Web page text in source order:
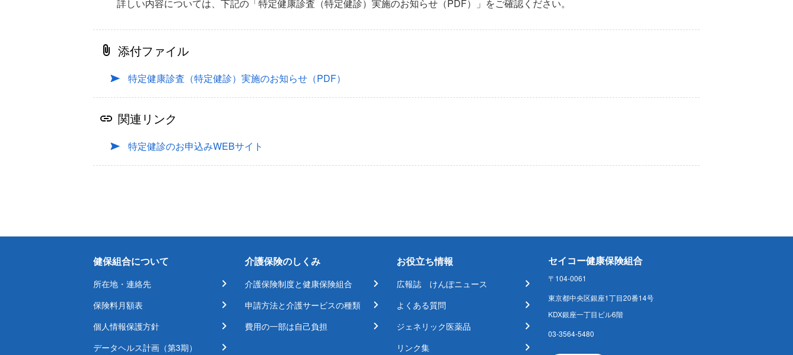
詳しい内容については、下記の「特定健康診査（特定健診）実施のお知らせ（PDF）」をご確認ください。
添付ファイル
特定健康診査（特定健診）実施のお知らせ（PDF）
関連リンク
特定健診のお申込みWEBサイト
健保組合について
所在地・連絡先
保険料月額表
個人情報保護方針
データヘルス計画（第3期）
介護保険のしくみ
介護保険制度と健康保険組合
申請方法と介護サービスの種類
費用の一部は自己負担
お役立ち情報
広報誌 けんぽニュース
よくある質問
ジェネリック医薬品
リンク集
セイコー健康保険組合
〒104-0061
東京都中央区銀座1丁目20番14号
KDX銀座一丁目ビル6階
03-3564-5480